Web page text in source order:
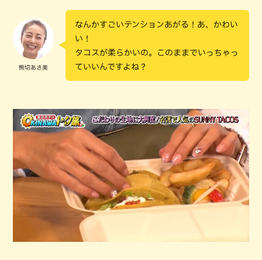
熊切あさ美
なんかすごいテンションあがる！あ、かわい
い！
タコスが柔らかいの。このままでいっちゃっ
ていいんですよね？